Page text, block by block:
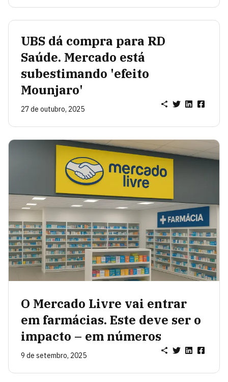
UBS dá compra para RD
Saúde. Mercado está
subestimando 'efeito
Mounjaro'
27 de outubro, 2025
O Mercado Livre vai entrar
em farmácias. Este deve ser o
impacto – em números
9 de setembro, 2025